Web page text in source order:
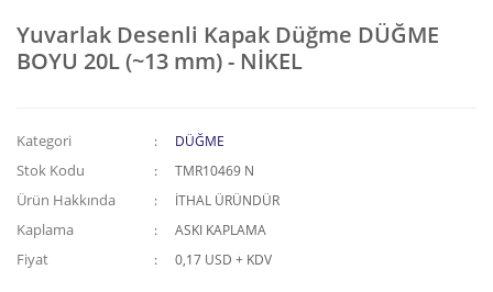
Yuvarlak Desenli Kapak Düğme DÜĞME
BOYU 20L (~13 mm) - NİKEL
Kategori DÜĞME
Stok Kodu TMR10469 N
Ürün Hakkında İTHAL ÜRÜNDÜR
Kaplama ASKI KAPLAMA
Fiyat 0,17 USD + KDV